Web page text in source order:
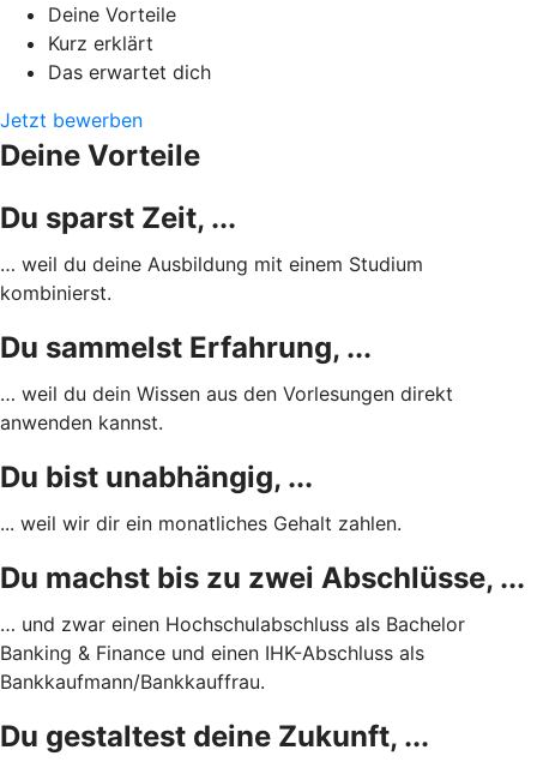
Deine Vorteile
Kurz erklärt
Das erwartet dich
Jetzt bewerben
Deine Vorteile
Du sparst Zeit, ...
… weil du deine Ausbildung mit einem Studium
kombinierst.
Du sammelst Erfahrung, ...
… weil du dein Wissen aus den Vorlesungen direkt
anwenden kannst.
Du bist unabhängig, ...
... weil wir dir ein monatliches Gehalt zahlen.
Du machst bis zu zwei Abschlüsse, ...
… und zwar einen Hochschulabschluss als Bachelor
Banking & Finance und einen IHK-Abschluss als
Bankkaufmann/Bankkauffrau.
Du gestaltest deine Zukunft, ...